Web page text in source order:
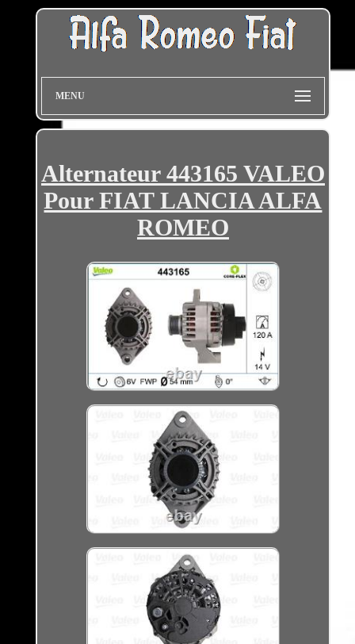
MENU
Alternateur 443165 VALEO
Pour FIAT LANCIA ALFA
ROMEO